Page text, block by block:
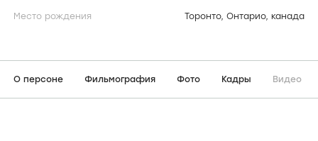
Место рождения Торонто, Онтарио, канада
О персоне Фильмография Фото Кадры Видео